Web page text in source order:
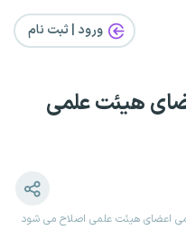
ورود | ثبت‌ نام
هیئت علمی
اعضای هیئت علمی اصلاح می شود